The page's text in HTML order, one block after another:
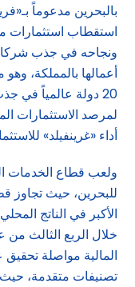
بالبحرين مدعوماً
ونجاحه في جذب
أعمالها بالمملكة،
20 دولة عالمياً في
لمرصد الاستثمارات
أداء «غرينفيلد»
ولعب قطاع الخدمات
للبحرين، حيث تجاوز
المالية مواصلة
تصنيفات متقدمة،